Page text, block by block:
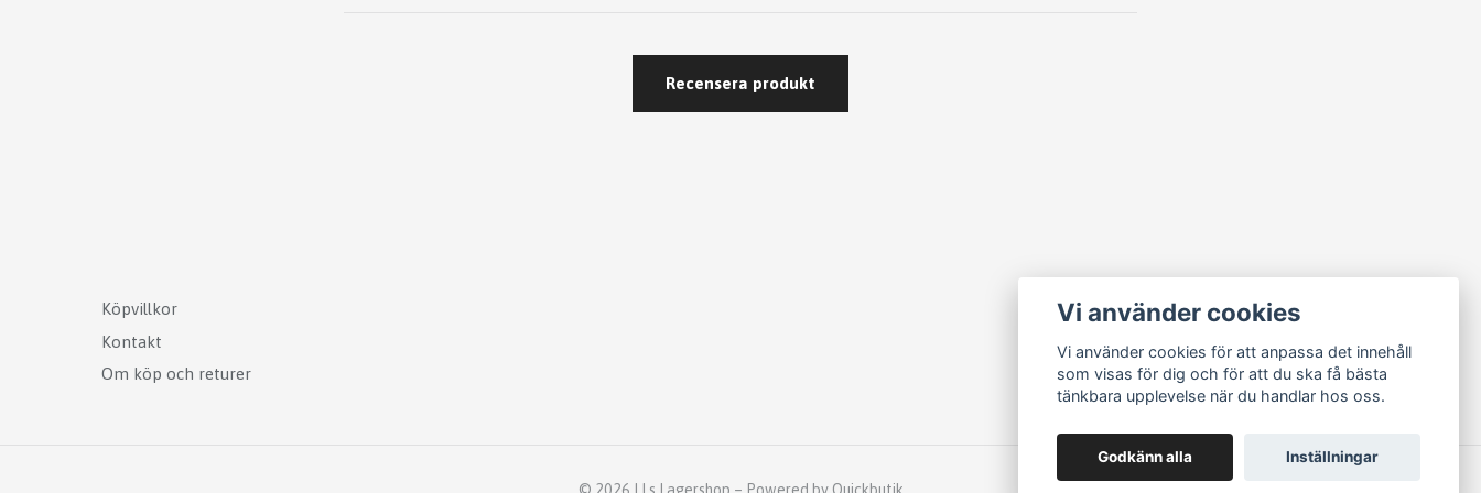
Recensera produkt
Köpvillkor
Kontakt
Om köp och returer
© 2026 LLs Lagershop – Powered by Quickbutik
Vi använder cookies
Vi använder cookies för att anpassa det innehåll
som visas för dig och för att du ska få bästa
tänkbara upplevelse när du handlar hos oss.
Godkänn alla Inställningar